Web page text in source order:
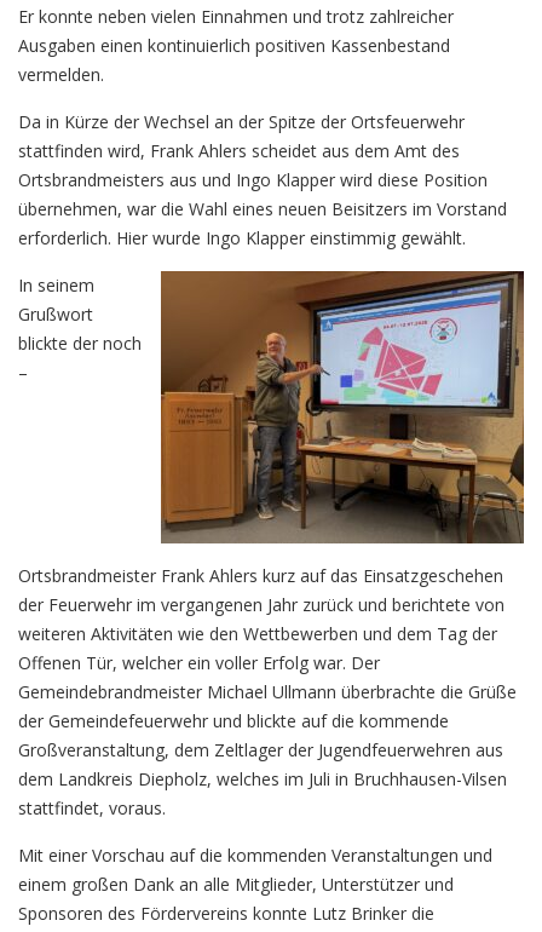
Er konnte neben vielen Einnahmen und trotz zahlreicher
Ausgaben einen kontinuierlich positiven Kassenbestand
vermelden.
Da in Kürze der Wechsel an der Spitze der Ortsfeuerwehr
stattfinden wird, Frank Ahlers scheidet aus dem Amt des
Ortsbrandmeisters aus und Ingo Klapper wird diese Position
übernehmen, war die Wahl eines neuen Beisitzers im Vorstand
erforderlich. Hier wurde Ingo Klapper einstimmig gewählt.
In seinem
Grußwort
blickte der noch
–
Ortsbrandmeister Frank Ahlers kurz auf das Einsatzgeschehen
der Feuerwehr im vergangenen Jahr zurück und berichtete von
weiteren Aktivitäten wie den Wettbewerben und dem Tag der
Offenen Tür, welcher ein voller Erfolg war. Der
Gemeindebrandmeister Michael Ullmann überbrachte die Grüße
der Gemeindefeuerwehr und blickte auf die kommende
Großveranstaltung, dem Zeltlager der Jugendfeuerwehren aus
dem Landkreis Diepholz, welches im Juli in Bruchhausen-Vilsen
stattfindet, voraus.
Mit einer Vorschau auf die kommenden Veranstaltungen und
einem großen Dank an alle Mitglieder, Unterstützer und
Sponsoren des Fördervereins konnte Lutz Brinker die